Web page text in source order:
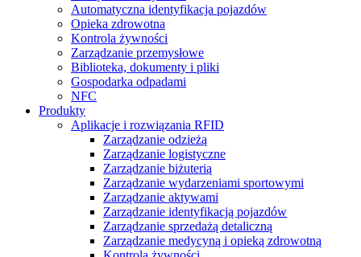
Automatyczna identyfikacja pojazdów
Opieka zdrowotna
Kontrola żywności
Zarządzanie przemysłowe
Biblioteka, dokumenty i pliki
Gospodarka odpadami
NFC
Produkty
Aplikacje i rozwiązania RFID
Zarządzanie odzieżą
Zarządzanie logistyczne
Zarządzanie biżuterią
Zarządzanie wydarzeniami sportowymi
Zarządzanie aktywami
Zarządzanie identyfikacją pojazdów
Zarządzanie sprzedażą detaliczną
Zarządzanie medycyną i opieką zdrowotną